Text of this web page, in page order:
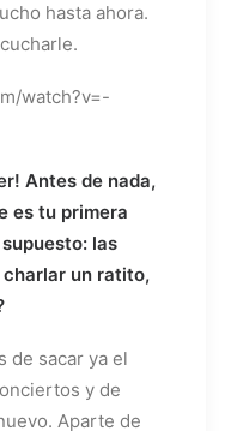
hasta ahora.
watch?v=-
Antes de nada,
es tu primera
supuesto: las
un ratito,
de sacar ya el
y de
Aparte de